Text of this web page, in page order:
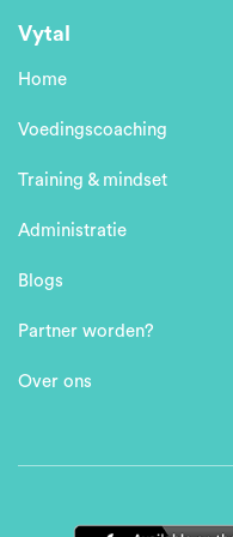
Vytal
Home
Voedingscoaching
Training & mindset
Administratie
Blogs
Partner worden?
Over ons